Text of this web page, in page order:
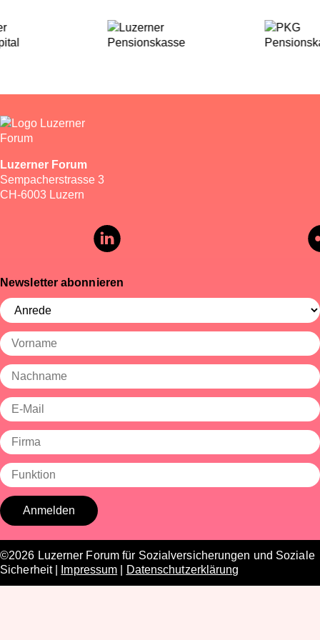
Luzerner Forum
Sempacherstrasse 3
CH-6003 Luzern
Newsletter abonnieren
©2026 Luzerner Forum für Sozialversicherungen und Soziale
Sicherheit |
Impressum Datenschutzerklärung